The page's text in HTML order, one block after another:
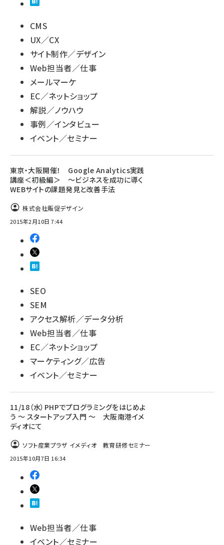
CMS
UX／CX
サイト制作／デザイン
Web担当者／仕事
メールマーケ
EC／ネットショップ
解説／ノウハウ
事例／インタビュー
イベント／セミナー
東京・大阪開催！ Google Analytics実践
講座＜初級編＞ 〜ビジネスを成功に導く
WEBサイトの課題発見と改善手法
株式会社販促デザイン
2015年2月10日 7:44
SEO
SEM
アクセス解析／データ分析
Web担当者／仕事
EC／ネットショップ
マーケティング／広告
イベント／セミナー
11/18（水）PHPでプログラミングをはじめよ
う ～ スタートアップ入門 ～ 大阪南港イメ
ディオにて
ソフト産業プラザ イメディオ 教育研修セミナー
2015年10月7日 16:34
Web担当者／仕事
イベント／セミナー